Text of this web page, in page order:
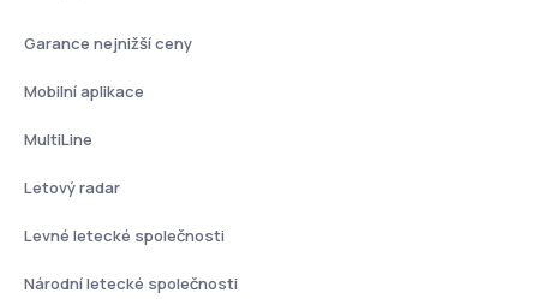
Garance nejnižší ceny
Mobilní aplikace
MultiLine
Letový radar
Levné letecké společnosti
Národní letecké společnosti